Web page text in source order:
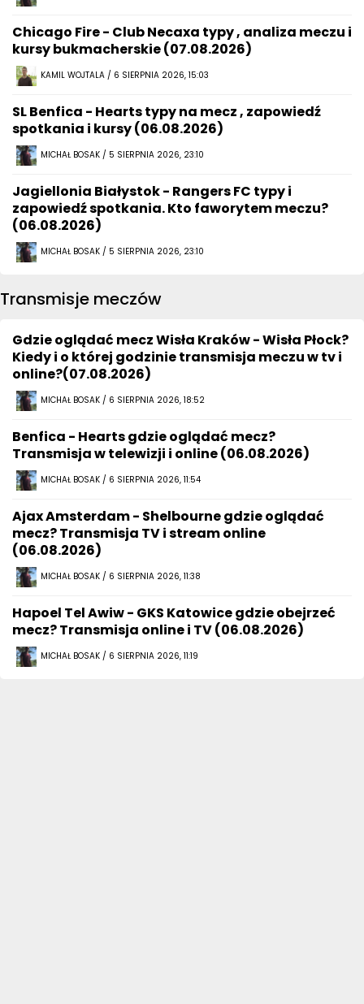
Chicago Fire - Club Necaxa typy , analiza meczu i
kursy bukmacherskie (07.08.2026)
KAMIL WOJTALA / 6 SIERPNIA 2026, 15:03
SL Benfica - Hearts typy na mecz , zapowiedź
spotkania i kursy (06.08.2026)
MICHAŁ BOSAK / 5 SIERPNIA 2026, 23:10
Jagiellonia Białystok - Rangers FC typy i
zapowiedź spotkania. Kto faworytem meczu?
(06.08.2026)
MICHAŁ BOSAK / 5 SIERPNIA 2026, 23:10
Transmisje meczów
Gdzie oglądać mecz Wisła Kraków - Wisła Płock?
Kiedy i o której godzinie transmisja meczu w tv i
online?(07.08.2026)
MICHAŁ BOSAK / 6 SIERPNIA 2026, 18:52
Benfica - Hearts gdzie oglądać mecz?
Transmisja w telewizji i online (06.08.2026)
MICHAŁ BOSAK / 6 SIERPNIA 2026, 11:54
Ajax Amsterdam - Shelbourne gdzie oglądać
mecz? Transmisja TV i stream online
(06.08.2026)
MICHAŁ BOSAK / 6 SIERPNIA 2026, 11:38
Hapoel Tel Awiw - GKS Katowice gdzie obejrzeć
mecz? Transmisja online i TV (06.08.2026)
MICHAŁ BOSAK / 6 SIERPNIA 2026, 11:19